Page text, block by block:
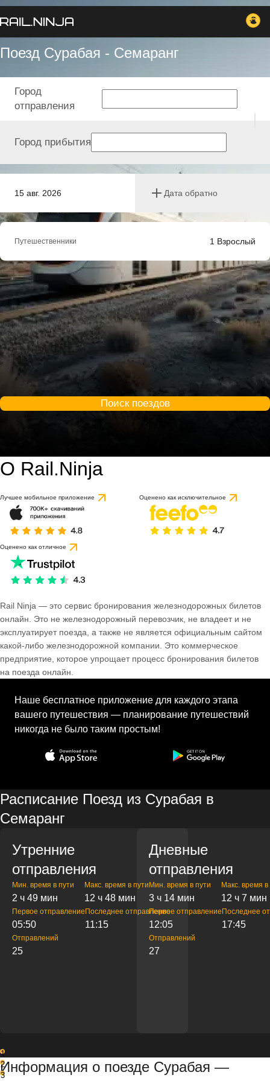
Поезд Сурабая - Семаранг
15 авг. 2026 Дата обратно
Город
отправления
Город прибытия
Путешественники 1 Взрослый
Поиск поездов
О Rail.Ninja
Лучшее мобильное приложение Оценено как исключительное
Оценено как отличное
Rail Ninja — это сервис бронирования железнодорожных билетов
онлайн. Это не железнодорожный перевозчик, не владеет и не
эксплуатирует поезда, а также не является официальным сайтом
какой-либо железнодорожной компании. Это коммерческое
предприятие, которое упрощает процесс бронирования билетов
на поезда онлайн.
Наше бесплатное приложение для каждого этапа
вашего путешествия — планирование путешествий
никогда не было таким простым!
Расписание Поезд из Сурабая в
Семаранг
Утренние
отправления
Мин. время в пути
2 ч 49 мин
Макс. время в пути
12 ч 48 мин
Первое отправление
05:50
Последнее отправление
11:15
Отправлений
25
Дневные
отправления
Мин. время в пути
3 ч 14 мин
Макс. время в
12 ч 7 мин
Первое отправление
12:05
Последнее
17:45
Отправлений
27
1
2
3
Информация о поезде Сурабая —